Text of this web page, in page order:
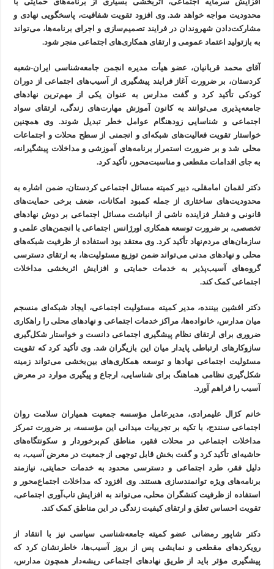
محدودیت مواجه خواهد شد. وی افزود تقویت شفافیت، پاسخگویی نهادی و
مشارکت‌دادن شهروندان در فرایند تصمیم‌سازی و اجرای برنامه‌ها، می‌تواند
به بازتولید اعتماد عمومی و ارتقای همکاری‌های اجتماعی منجر شود.
آقای محمد قربانیان، عضو هیأت مدیره انجمن جامعه‌شناسی ایران-شعبه
کردستان، بر ضرورت آغاز فرایند پیشگیری از آسیب‌های اجتماعی از دوران
کودکی تأکید کرد و گفت مدارس به عنوان یکی از مهم‌ترین نهادهای
جامعه‌پذیری می‌توانند به کانون آموزش مهارت‌های زندگی، ارتقای سواد
اجتماعی و شناسایی زودهنگام عوامل خطر تبدیل شوند. وی همچنین
خواستار تقویت فعالیت‌های شبکه‌ای و انجمنی از سطح محلات و اجتماعات
محلی شد و بر ضرورت استمرار برنامه‌های آموزشی و مداخلات پیشگیرانه،
به جای اقدامات مقطعی و مناسبت‌محور، تأکید کرد.
دکتر لقمان امامقلی، دبیر کمیته مسائل اجتماعی کردستان، ضمن اشاره به
محدودیت‌های ساختاری از جمله کمبود امکانات، ضعف برخی حمایت‌های
قانونی و فشار فزاینده ناشی از انباشت مسائل اجتماعی بر دوش نهادهای
تخصصی، بر ضرورت توسعه همکاری اورژانس اجتماعی با انجمن‌های علمی و
سازمان‌های مردم‌نهاد تأکید کرد. وی معتقد بود استفاده از ظرفیت شبکه‌های
محلی و نهادهای مدنی می‌تواند ضمن توزیع مسئولیت‌ها، به ارتقای دسترسی
گروه‌های آسیب‌پذیر به خدمات حمایتی و افزایش اثربخشی مداخلات
اجتماعی کمک کند.
دکتر افشین بیننده، مدیر کمیته مسئولیت اجتماعی، ایجاد شبکه‌ای منسجم
میان مدارس، خانواده‌ها، مراکز خدمات اجتماعی و نهادهای محلی را راهکاری
ضروری برای ارتقای نظام پیشگیری اجتماعی دانست و خواستار شکل‌گیری
سازوکارهای ارتباطی پایدار میان این بازیگران شد. وی تأکید کرد که تقویت
مسئولیت اجتماعی نهادها و توسعه همکاری‌های بین‌بخشی می‌تواند زمینه
شکل‌گیری نظامی هماهنگ برای شناسایی، ارجاع و پیگیری موارد در معرض
آسیب را فراهم آورد.
خانم کژال علیمرادی، مدیرعامل مؤسسه جمعیت همیاران سلامت روان
اجتماعی سنندج، با تکیه بر تجربیات میدانی این مؤسسه، بر ضرورت تمرکز
مداخلات اجتماعی در محلات فقیر، مناطق کم‌برخوردار و سکونتگاه‌های
حاشیه‌ای تأکید کرد و گفت بخش قابل توجهی از جمعیت در معرض آسیب، به
دلیل فقر، طرد اجتماعی و دسترسی محدود به خدمات حمایتی، نیازمند
برنامه‌های ویژه توانمندسازی هستند. وی افزود که مداخلات اجتماع‌محور و
استفاده از ظرفیت کنشگران محلی، می‌تواند به افزایش تاب‌آوری اجتماعی،
تقویت احساس تعلق و ارتقای کیفیت زندگی در این مناطق کمک کند.
دکتر شاپور رمضانی عضو کمیته جامعه‌شناسی سیاسی نیز با انتقاد از
رویکردهای مقطعی و نمایشی پس از بروز آسیب‌ها، خاطرنشان کرد که
پیشگیری مؤثر باید از طریق نهادهای اجتماعی ریشه‌دار همچون مدارس،